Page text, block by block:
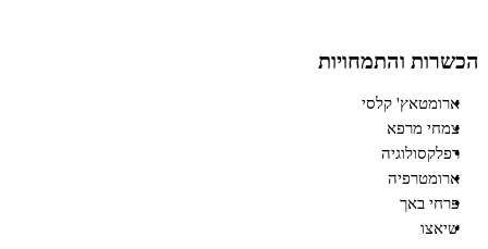
הכשרות והתמחויות
ארומטאץ' קלסי
צמחי מרפא
רפלקסולוגיה
ארומטרפיה
פרחי באך
שיאצו